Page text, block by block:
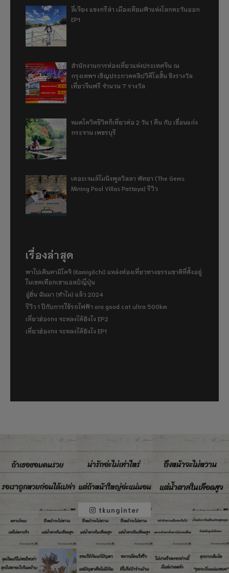
ลี่เจียง แชงกรีล่า เมืองเทียมฟ้าแห่งโลกตะวันออก
EP1
สำนักงานการท่องเที่ยวแห่งประเทศจีน ณ
กรุงเทพฯ เชิญประกวดคลิปวิดีโอสั้น ชิงรางวัล
เที่ยวจีนฟรี จำนวน 7 รางวัล
หมดโควิดชีวิตก็เที่ยวต่อ 2 วัน 1 คืน กับ เขื่อนแก่ง
กระจาน เพชรบุรี
เดอะเจมส์ไมนิงพูลวิลลา พัทยา (The Gems
Mining Pool Villas Pattaya) รีวิว
เรื่องล่าสุด
พาไปเดินคามิโคจิ (Kamigōchi) แหล่งท่องเที่ยวทางธรรมชาติที่ตั้งอยู่
ในเขตเทือกเขาแอลป์ญี่ปุ่น
อู่ฮั่น ฉันมา (ทำไม) แล้ว 2024
รีวิว 1 ปีกับการใช้รถไฟฟ้า ora good cat ultra 500km
เที่ยวฮ่องกง จะหลงได้ยังไง EP2
เที่ยวฮ่องกง จะหลงได้ยังไง EP1
tkunginter